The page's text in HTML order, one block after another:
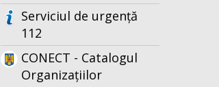
Serviciul de urgență
112
CONECT - Catalogul
Organizațiilor